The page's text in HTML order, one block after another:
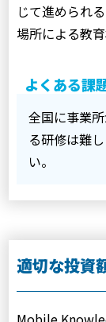
じて進められ
場所による教
よくある課
全国に事業
る研修は難
い。
適切な投資